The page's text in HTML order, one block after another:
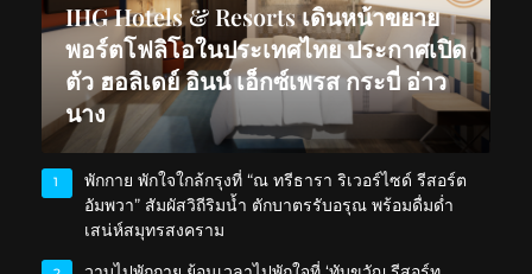
IHG Hotels & Resorts เดินหน้าขยาย
พอร์ตโฟลิโอในประเทศไทย ประกาศเปิด
ตัว ฮอลิเดย์ อินน์ เอ็กซ์เพรส กระบี่ อ่าว
นาง
1
พักกาย พักใจใกล้กรุงที่ “ณ ทรีธารา ริเวอร์ไซด์ รีสอร์ต
อัมพวา” สัมผัสวิถีริมน้ำ ตักบาตรรับอรุณ พร้อมดื่มด่ำ
เสน่ห์สมุทรสงคราม